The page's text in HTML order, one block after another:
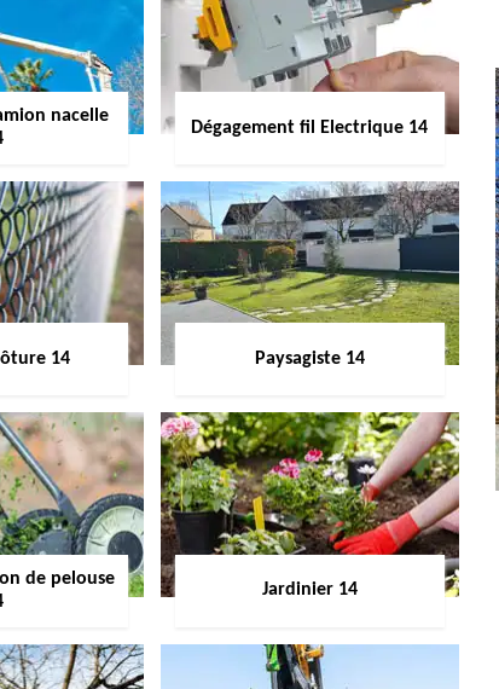
nacelle
Dégagement fil Electrique 14
14 Paysagiste 14
de pelouse
Jardinier 14